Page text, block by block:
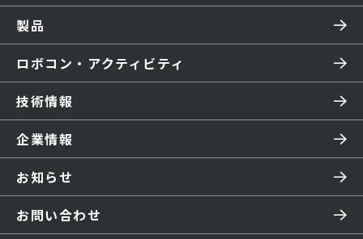
製品
ロボコン・アクティビティ
技術情報
企業情報
お知らせ
お問い合わせ